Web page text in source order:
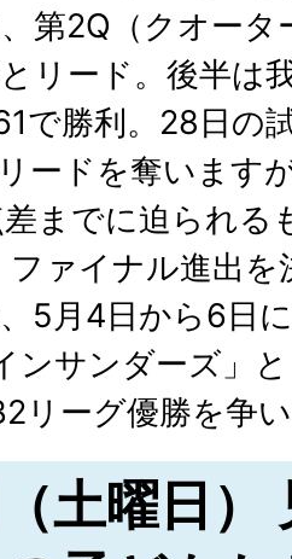
第2Q（クオー
リード。後半は
で勝利。28日の
ードを奪います
までに迫られる
ァイナル進出を
5月4日から6日
ンサンダーズ」
リーグ優勝を争
土曜日）